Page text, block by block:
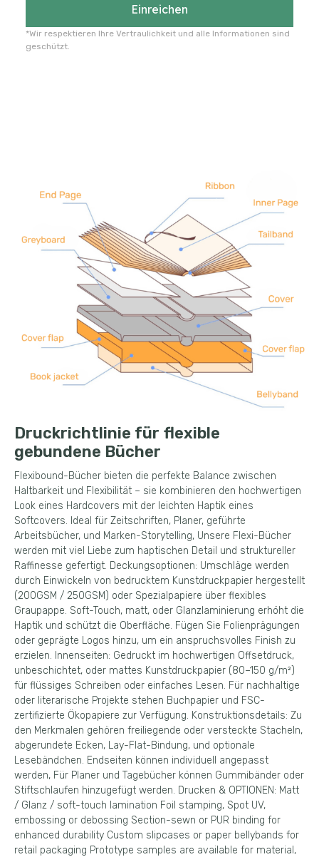
Einreichen
*Wir respektieren Ihre Vertraulichkeit und alle Informationen sind
geschützt.
Druckrichtlinie für flexible
gebundene Bücher
Flexibound-Bücher bieten die perfekte Balance zwischen
Haltbarkeit und Flexibilität – sie kombinieren den hochwertigen
Look eines Hardcovers mit der leichten Haptik eines
Softcovers. Ideal für Zeitschriften, Planer, geführte
Arbeitsbücher, und Marken-Storytelling, Unsere Flexi-Bücher
werden mit viel Liebe zum haptischen Detail und struktureller
Raffinesse gefertigt. Deckungsoptionen: Umschläge werden
durch Einwickeln von bedrucktem Kunstdruckpapier hergestellt
(200GSM / 250GSM) oder Spezialpapiere über flexibles
Graupappe. Soft-Touch, matt, oder Glanzlaminierung erhöht die
Haptik und schützt die Oberfläche. Fügen Sie Folienprägungen
oder geprägte Logos hinzu, um ein anspruchsvolles Finish zu
erzielen. Innenseiten: Gedruckt im hochwertigen Offsetdruck,
unbeschichtet, oder mattes Kunstdruckpapier (80–150 g/m²)
für flüssiges Schreiben oder einfaches Lesen. Für nachhaltige
oder literarische Projekte stehen Buchpapier und FSC-
zertifizierte Ökopapiere zur Verfügung. Konstruktionsdetails: Zu
den Merkmalen gehören freiliegende oder versteckte Stacheln,
abgerundete Ecken, Lay-Flat-Bindung, und optionale
Lesebändchen. Endseiten können individuell angepasst
werden, Für Planer und Tagebücher können Gummibänder oder
Stiftschlaufen hinzugefügt werden. Drucken & OPTIONEN: Matt
/ Glanz / soft-touch lamination Foil stamping, Spot UV,
embossing or debossing Section-sewn or PUR binding for
enhanced durability Custom slipcases or paper bellybands for
retail packaging Prototype samples are available for material ,